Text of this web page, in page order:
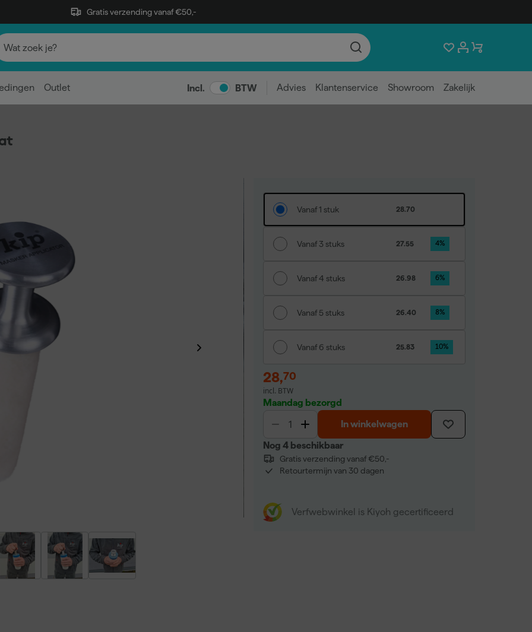
Gratis verzending vanaf €50,-
Outlet Incl. BTW Advies Klantenservice Showroom Zakelijk
Vanaf 1 stuk 28.70
Vanaf 3 stuks 27.55 4%
Vanaf 4 stuks 26.98 6%
Vanaf 5 stuks 26.40 8%
Vanaf 6 stuks 25.83 10%
28,70
incl. BTW
Maandag bezorgd
In winkelwagen
Nog 4 beschikbaar
Gratis verzending vanaf €50,-
Retourtermijn van 30 dagen
Verfwebwinkel is Kiyoh gecertificeerd